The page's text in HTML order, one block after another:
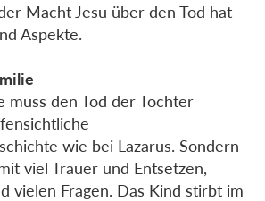
Macht Jesu über den Tod hat
Aspekte.
muss den Tod der Tochter
wie bei Lazarus. Sondern
viel Trauer und Entsetzen,
vielen Fragen. Das Kind stirbt im